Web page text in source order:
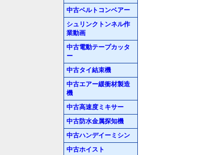
中古ベルトコンベアー
シュリンクトンネル作
業動画
中古電動テープカッタ
ー
中古タイ結束機
中古エアー緩衝材製造
機
中古高速度ミキサー
中古防水金属探知機
中古ハンデイーミシン
中古ホイスト